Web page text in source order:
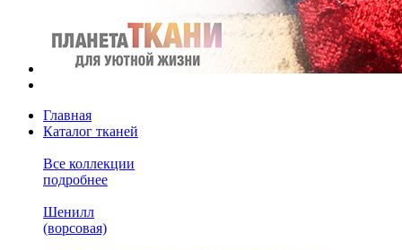
Главная
Каталог тканей
Все коллекции
подробнее
Шенилл
(ворсовая)